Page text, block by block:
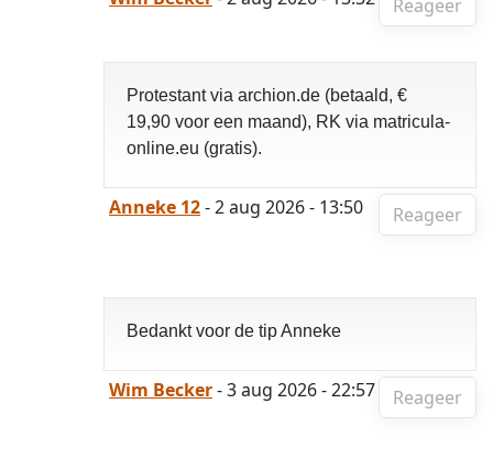
Reageer
Protestant via archion.de (betaald, €
19,90 voor een maand), RK via matricula-
online.eu (gratis).
Reageer
Anneke 12- 2 aug 2026 - 13:50
Bedankt voor de tip Anneke
Reageer
Wim Becker- 3 aug 2026 - 22:57